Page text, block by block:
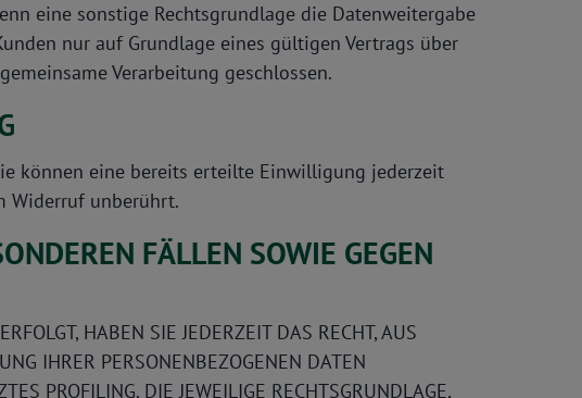
eine sonstige Rechtsgrundlage die Datenweitergabe
nur auf Grundlage eines gültigen Vertrags über
Verarbeitung geschlossen.
können eine bereits erteilte Einwilligung jederzeit
Widerruf unberührt.
FÄLLEN SOWIE GEGEN
HABEN SIE JEDERZEIT DAS RECHT, AUS
IHRER PERSONENBEZOGENEN DATEN
PROFILING. DIE JEWEILIGE RECHTSGRUNDLAGE,